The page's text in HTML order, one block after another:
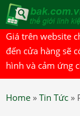
Giá trên website
đến cửa hàng sẽ
hình và cảm ứng
Home » Tin Tức »